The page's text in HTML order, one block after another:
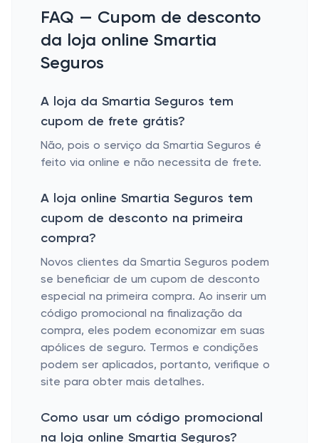
FAQ — Cupom de desconto
da loja online Smartia
Seguros
A loja da Smartia Seguros tem
cupom de frete grátis?
Não, pois o serviço da Smartia Seguros é
feito via online e não necessita de frete.
A loja online Smartia Seguros tem
cupom de desconto na primeira
compra?
Novos clientes da Smartia Seguros podem
se beneficiar de um cupom de desconto
especial na primeira compra. Ao inserir um
código promocional na finalização da
compra, eles podem economizar em suas
apólices de seguro. Termos e condições
podem ser aplicados, portanto, verifique o
site para obter mais detalhes.
Como usar um código promocional
na loja online Smartia Seguros?